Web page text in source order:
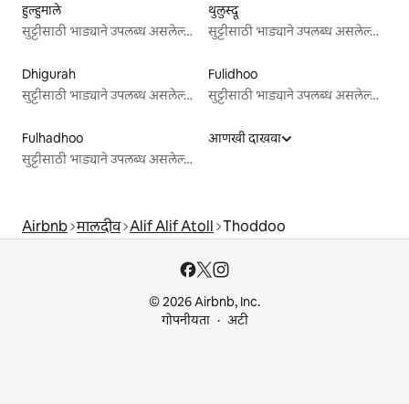
हुल्हुमाले
सुट्टीसाठी भाड्याने उपलब्ध असलेल्या जागा
थुलुस्दू
सुट्टीसाठी भाड्याने उपलब्ध असलेल्या जागा
Dhigurah
सुट्टीसाठी भाड्याने उपलब्ध असलेल्या जागा
Fulidhoo
सुट्टीसाठी भाड्याने उपलब्ध असलेल्या जागा
Fulhadhoo
सुट्टीसाठी भाड्याने उपलब्ध असलेल्या जागा
आणखी दाखवा
Airbnb मालदीव Alif Alif Atoll Thoddoo
© 2026 Airbnb, Inc.
गोपनीयता
अटी